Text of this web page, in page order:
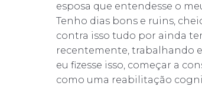
esposa que entendesse o
Tenho dias bons e ruins,
contra isso tudo por ainda
recentemente, trabalhando
eu fizesse isso, começar a
como uma reabilitação